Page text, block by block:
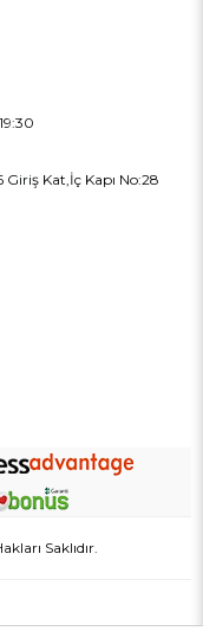
Kat,İç Kapı No:28
Saklıdır.